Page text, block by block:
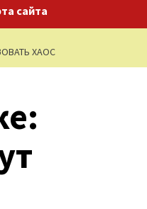
сайта
ХАОС